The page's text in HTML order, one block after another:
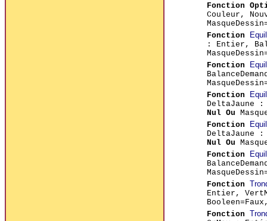
Fonction
Couleur,
Fonction
: Entier,
Fonction
Fonction
DeltaJaune :
Nul Ou
Fonction
DeltaJaune :
Nul Ou
Fonction
Fonction
Entier,
Fonction